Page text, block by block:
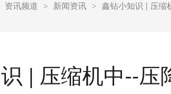
资讯频道 > 新闻资讯 > 鑫钻小知识 | 压缩
| 压缩机中--压